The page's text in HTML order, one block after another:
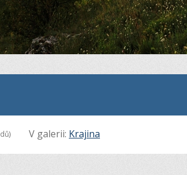
V galerii: Krajina